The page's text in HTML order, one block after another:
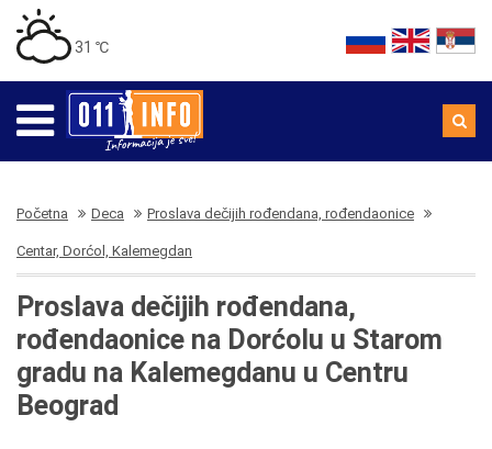
31 ℃
Početna Deca Proslava dečijih rođendana, rođendaonice
Centar, Dorćol, Kalemegdan
Proslava dečijih rođendana,
rođendaonice na Dorćolu u Starom
gradu na Kalemegdanu u Centru
Beograd